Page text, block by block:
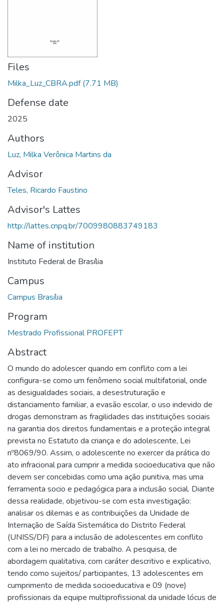
Files
Milka_Luz_CBRA.pdf(7.71 MB)
Defense date
2025
Authors
Luz, Milka Verônica Martins da
Advisor
Teles, Ricardo Faustino
Advisor's Lattes
http://lattes.cnpq.br/7009980883749183
Name of institution
Instituto Federal de Brasília
Campus
Campus Brasília
Program
Mestrado Profissional PROFEPT
Abstract
O mundo do adolescer quando em conflito com a lei
configura-se como um fenômeno social multifatorial, onde
as desigualdades sociais, a desestruturação e
distanciamento familiar, a evasão escolar, o uso indevido de
drogas demonstram as fragilidades das instituições sociais
na garantia dos direitos fundamentais e a proteção integral
prevista no Estatuto da criança e do adolescente, Lei
nº8069/90. Assim, o adolescente no exercer da prática do
ato infracional para cumprir a medida socioeducativa que não
devem ser concebidas como uma ação punitiva, mas uma
ferramenta socio e pedagógica para a inclusão social. Diante
dessa realidade, objetivou-se com esta investigação:
analisar os dilemas e as contribuições da Unidade de
Internação de Saída Sistemática do Distrito Federal
(UNISS/DF) para a inclusão de adolescentes em conflito
com a lei no mercado de trabalho. A pesquisa, de
abordagem qualitativa, com caráter descritivo e explicativo,
tendo como sujeitos/ participantes, 13 adolescentes em
cumprimento de medida socioeducativa e 09 (nove)
profissionais da equipe multiprofissional da unidade lócus de